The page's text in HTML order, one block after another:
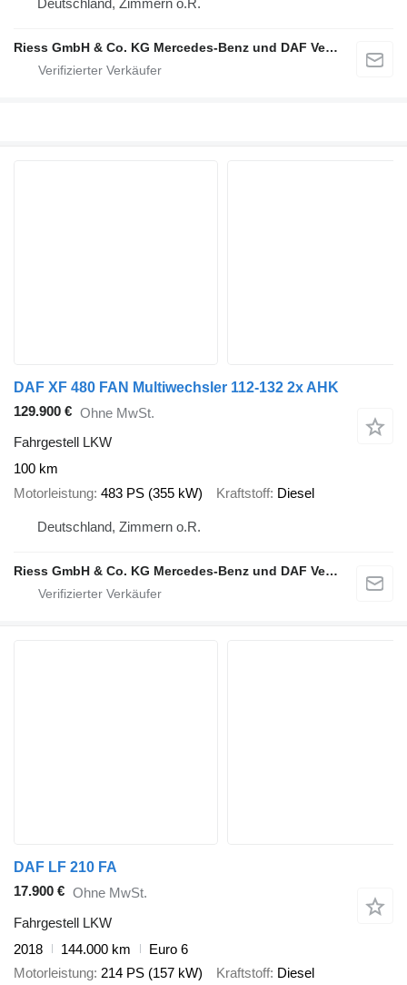
Deutschland, Zimmern o.R.
Riess GmbH & Co. KG Mercedes-Benz und DAF Vertragspartner
DAF XF 480 FAN Multiwechsler 112-132 2x AHK
129.900 € Ohne MwSt.
Fahrgestell LKW
100 km
Motorleistung 483 PS (355 kW) Kraftstoff Diesel
Deutschland, Zimmern o.R.
Riess GmbH & Co. KG Mercedes-Benz und DAF Vertragspartner
DAF LF 210 FA
17.900 € Ohne MwSt.
Fahrgestell LKW
2018
144.000 km
Euro 6
Motorleistung 214 PS (157 kW) Kraftstoff Diesel